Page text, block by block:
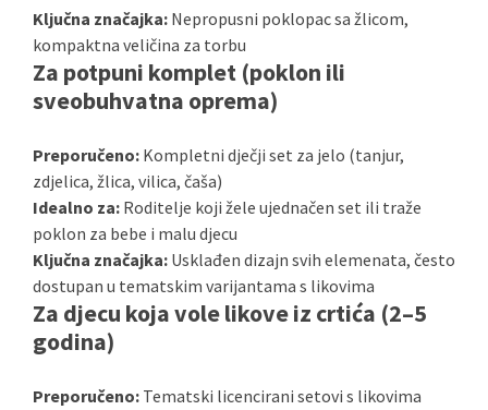
Ključna značajka: Nepropusni poklopac sa žlicom,
kompaktna veličina za torbu
Za potpuni komplet (poklon ili
sveobuhvatna oprema)
Preporučeno: Kompletni dječji set za jelo (tanjur,
zdjelica, žlica, vilica, čaša)
Idealno za: Roditelje koji žele ujednačen set ili traže
poklon za bebe i malu djecu
Ključna značajka: Usklađen dizajn svih elemenata, često
dostupan u tematskim varijantama s likovima
Za djecu koja vole likove iz crtića (2–5
godina)
Preporučeno: Tematski licencirani setovi s likovima